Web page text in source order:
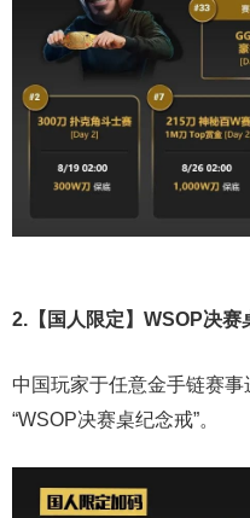
2.【国人限定】WSOP决赛
中国玩家于任意金手链赛
“WSOP决赛桌纪念戒”。